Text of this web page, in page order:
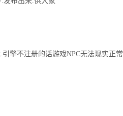
擎不注册的话游戏NPC无法现实正常